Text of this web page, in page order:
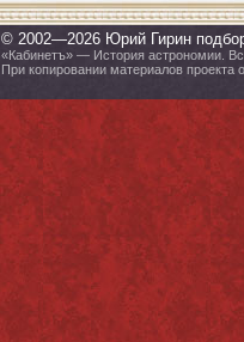
© 2002—2026 Юрий Гирин
«Кабинетъ» — История астрономии.
При копировании материалов проекта